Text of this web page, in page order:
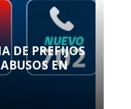
DE PREFIJOS
EN